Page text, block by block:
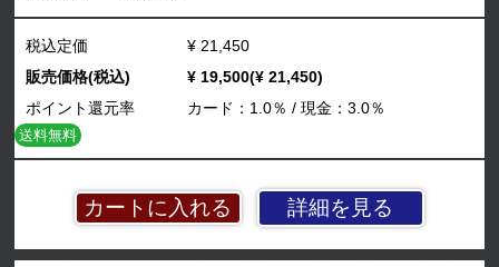
詳細を見る
税込定価
¥ 21,450
販売価格(税込)
¥ 19,500(¥ 21,450)
ポイント還元率
カード：1.0％ / 現金：3.0％
送料無料